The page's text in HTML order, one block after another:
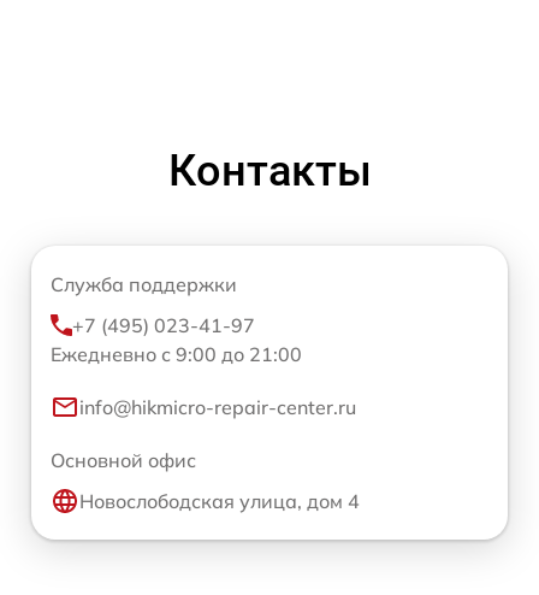
Контакты
Служба поддержки
+7 (495) 023-41-97
Ежедневно с 9:00 до 21:00
info@hikmicro-repair-center.ru
Основной офис
Новослободская улица, дом 4